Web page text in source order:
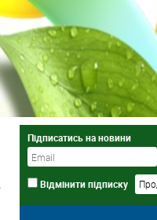
Підписатись на новини
Відмінити підписку